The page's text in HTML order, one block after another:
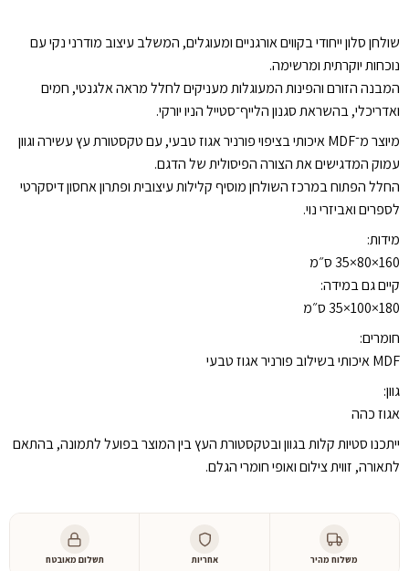
שולחן סלון ייחודי בקווים אורגניים ומעוגלים, המשלב עיצוב מודרני נקי עם
נוכחות יוקרתית ומרשימה.
המבנה הזורם והפינות המעוגלות מעניקים לחלל מראה אלגנטי, חמים
ואדריכלי, בהשראת סגנון הלייף־סטייל הניו יורקי.
מיוצר מ־MDF איכותי בציפוי פורניר אגוז טבעי, עם טקסטורת עץ עשירה וגוון
עמוק המדגישים את הצורה הפיסולית של הדגם.
החלל הפתוח במרכז השולחן מוסיף קלילות עיצובית ופתרון אחסון דיסקרטי
לספרים ואביזרי נוי.
מידות:
160×80×35 ס״מ
קיים גם במידה:
180×100×35 ס״מ
חומרים:
MDF איכותי בשילוב פורניר אגוז טבעי
גוון:
אגוז כהה
ייתכנו סטיות קלות בגוון ובטקסטורת העץ בין המוצר בפועל לתמונה, בהתאם
לתאורה, זווית צילום ואופי חומרי הגלם.
SOHO
COLLECTION
משלוח מהיר אחריות תשלום מאובטח